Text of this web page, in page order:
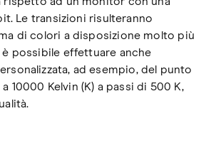
Le transizioni risulteranno
di colori a disposizione molto più
è possibile effettuare anche
ad esempio, del punto
10000 Kelvin (K) a passi di 500 K,